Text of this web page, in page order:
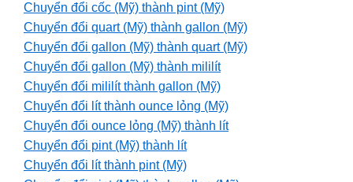
Chuyển đổi cốc (Mỹ) thành pint (Mỹ)
Chuyển đổi quart (Mỹ) thành gallon (Mỹ)
Chuyển đổi gallon (Mỹ) thành quart (Mỹ)
Chuyển đổi gallon (Mỹ) thành mililít
Chuyển đổi mililít thành gallon (Mỹ)
Chuyển đổi lít thành ounce lỏng (Mỹ)
Chuyển đổi ounce lỏng (Mỹ) thành lít
Chuyển đổi pint (Mỹ) thành lít
Chuyển đổi lít thành pint (Mỹ)